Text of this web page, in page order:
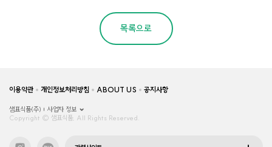
목록으로
이용약관 개인정보처리방침 ABOUT US 공지사항
샘표식품(주)
사업자 정보
Copyright © 샘표식품, All Rights Reserved.